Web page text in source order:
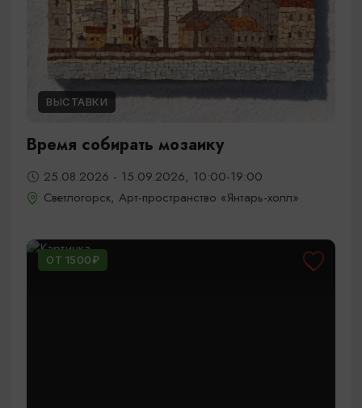
ВЫСТАВКИ
Время собирать мозаику
25.08.2026 - 15.09.2026, 10:00-19:00
Светлогорск, Арт-пространство «Янтарь-холл»
ОТ 1500₽